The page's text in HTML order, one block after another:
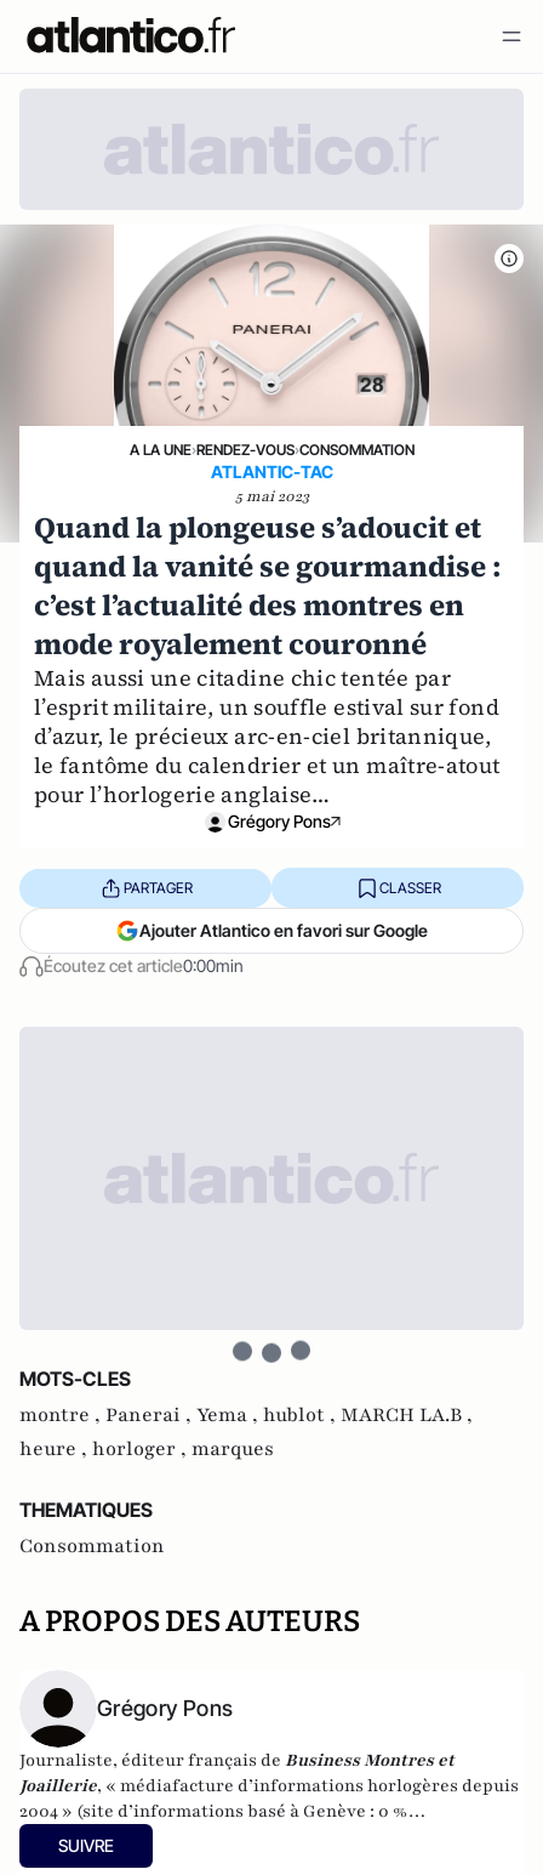
A LA UNE›RENDEZ-VOUS›CONSOMMATION
ATLANTIC-TAC
5 mai 2023
Quand la plongeuse s’adoucit et
quand la vanité se gourmandise :
c’est l’actualité des montres en
mode royalement couronné
Mais aussi une citadine chic tentée par
l’esprit militaire, un souffle estival sur fond
d’azur, le précieux arc-en-ciel britannique,
le fantôme du calendrier et un maître-atout
pour l’horlogerie anglaise…
Grégory Pons
Écoutez cet article0:00min
PARTAGER CLASSER
Ajouter Atlantico en favori sur Google
MOTS-CLES
montre , Panerai , Yema , hublot , MARCH LA.B ,
heure , horloger , marques
THEMATIQUES
Consommation
A PROPOS DES AUTEURS
Grégory Pons
Journaliste, éditeur français de Business Montres et
Joaillerie, « médiafacture d’informations horlogères depuis
2004 » (site d’informations basé à Genève : 0 %
publicité-100 % liberté), spécialiste du marketing horloger
et de l’analyse des marchés de la montre.
SUIVRE